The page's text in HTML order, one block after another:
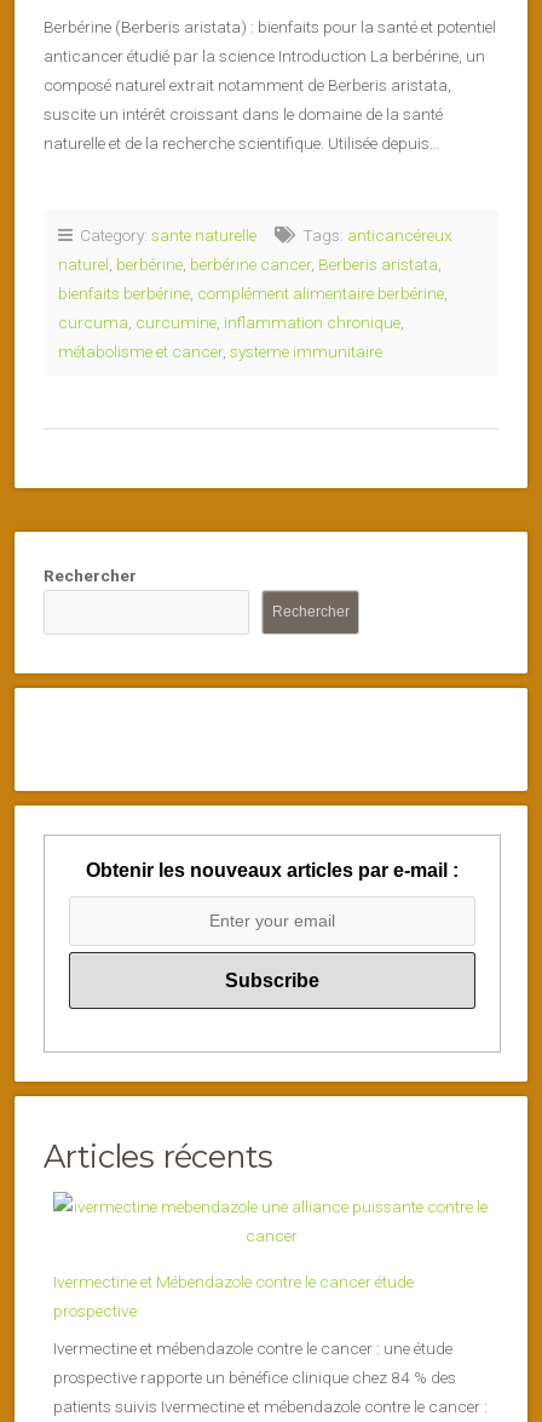
Berbérine (Berberis aristata) : bienfaits pour la santé et potentiel
anticancer étudié par la science Introduction La berbérine, un
composé naturel extrait notamment de Berberis aristata,
suscite un intérêt croissant dans le domaine de la santé
naturelle et de la recherche scientifique. Utilisée depuis…
Category: sante naturelle Tags: anticancéreux
naturel berbérine berbérine cancer, Berberis aristata
bienfaits berbérine complément alimentaire berbérine
curcuma curcumine inflammation chronique
métabolisme et cancer, systeme immunitaire
Rechercher
Rechercher
Obtenir les nouveaux articles par e-mail :
Articles récents
Ivermectine et Mébendazole contre le cancer étude
prospective
Ivermectine et mébendazole contre le cancer : une étude
prospective rapporte un bénéfice clinique chez 84 % des
patients suivis Ivermectine et mébendazole contre le cancer :